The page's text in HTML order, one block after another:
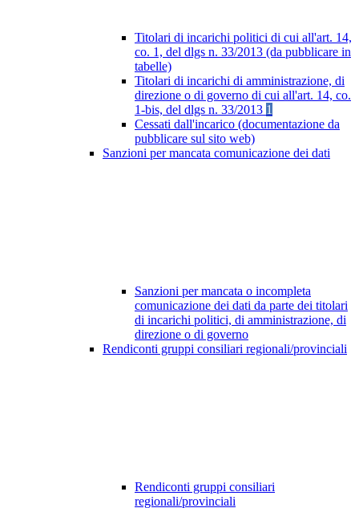
Titolari di incarichi politici di cui all'art. 14,
co. 1, del dlgs n. 33/2013 (da pubblicare in
tabelle)
Titolari di incarichi di amministrazione, di
direzione o di governo di cui all'art. 14, co.
1-bis, del dlgs n. 33/2013 1
Cessati dall'incarico (documentazione da
pubblicare sul sito web)
Sanzioni per mancata comunicazione dei dati
Sanzioni per mancata o incompleta
comunicazione dei dati da parte dei titolari
di incarichi politici, di amministrazione, di
direzione o di governo
Rendiconti gruppi consiliari regionali/provinciali
Rendiconti gruppi consiliari
regionali/provinciali